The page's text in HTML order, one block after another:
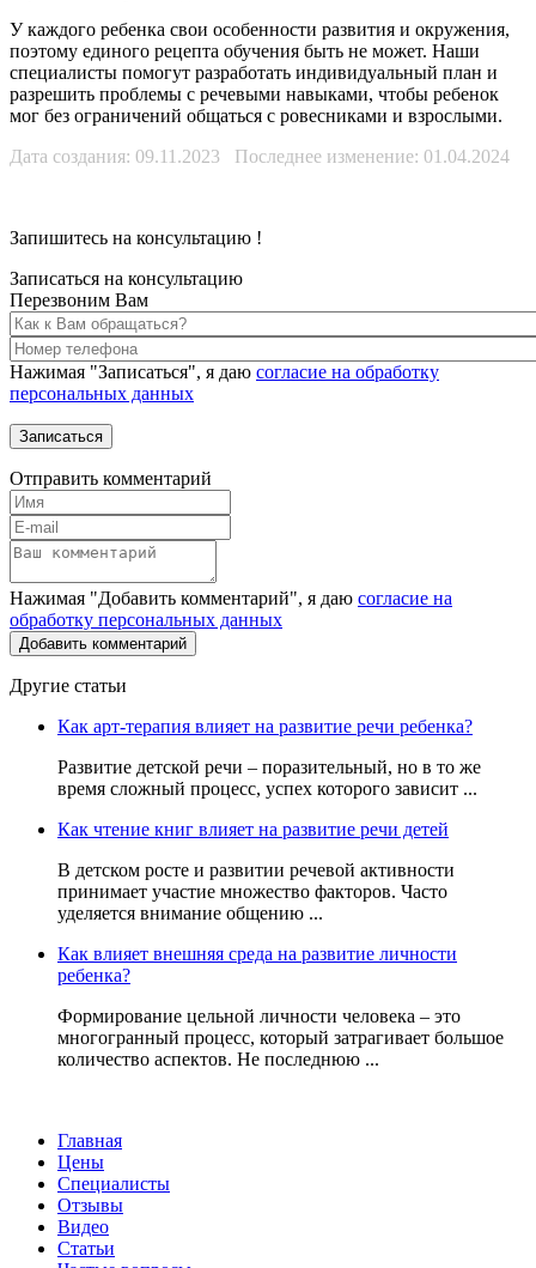
У каждого ребенка свои особенности развития и окружения,
поэтому единого рецепта обучения быть не может. Наши
специалисты помогут разработать индивидуальный план и
разрешить проблемы с речевыми навыками, чтобы ребенок
мог без ограничений общаться с ровесниками и взрослыми.
Дата создания: 09.11.2023 Последнее изменение: 01.04.2024
Запишитесь на консультацию !
Записаться на консультацию
Перезвоним Вам
Нажимая "Записаться", я даю согласие на обработку
персональных данных
Отправить комментарий
Нажимая "Добавить комментарий", я даю согласие на
обработку персональных данных
Другие статьи
Как арт-терапия влияет на развитие речи ребенка?
Развитие детской речи – поразительный, но в то же
время сложный процесс, успех которого зависит ...
Как чтение книг влияет на развитие речи детей
В детском росте и развитии речевой активности
принимает участие множество факторов. Часто
уделяется внимание общению ...
Как влияет внешняя среда на развитие личности
ребенка?
Формирование цельной личности человека – это
многогранный процесс, который затрагивает большое
количество аспектов. Не последнюю ...
Главная
Цены
Специалисты
Отзывы
Видео
Статьи